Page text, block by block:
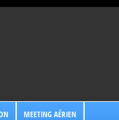
MEETING AÉRIEN